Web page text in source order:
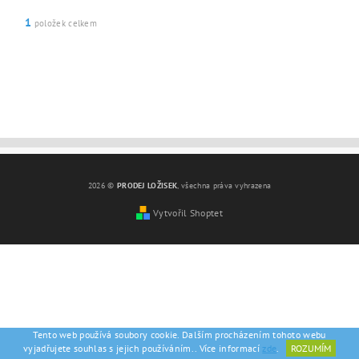
1 položek celkem
2026 © PRODEJ LOŽISEK, všechna práva vyhrazena
Vytvořil Shoptet
Tento web používá soubory cookie. Dalším procházením tohoto webu
vyjadřujete souhlas s jejich používáním.. Více informací zde. ROZUMÍM